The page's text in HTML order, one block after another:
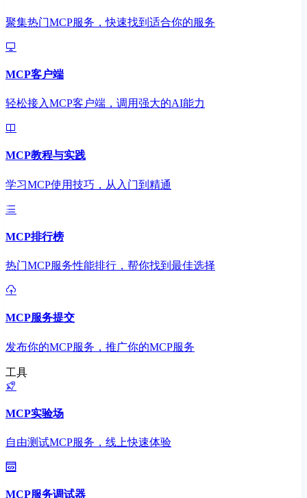
聚集热门MCP服务，快速找到适合你的服务
MCP客户端
轻松接入MCP客户端，调用强大的AI能力
MCP教程与实践
学习MCP使用技巧，从入门到精通
MCP排行榜
热门MCP服务性能排行，帮你找到最佳选择
MCP服务提交
发布你的MCP服务，推广你的MCP服务
工具
MCP实验场
自由测试MCP服务，线上快速体验
MCP服务调试器